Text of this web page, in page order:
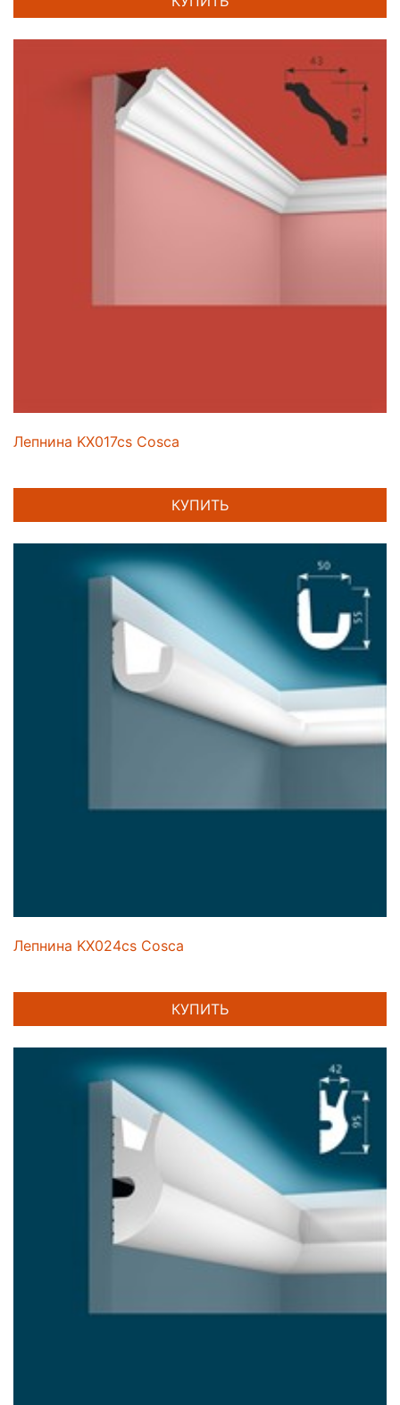
Лепнина KX017cs Cosca
КУПИТЬ
Лепнина KX024cs Cosca
КУПИТЬ